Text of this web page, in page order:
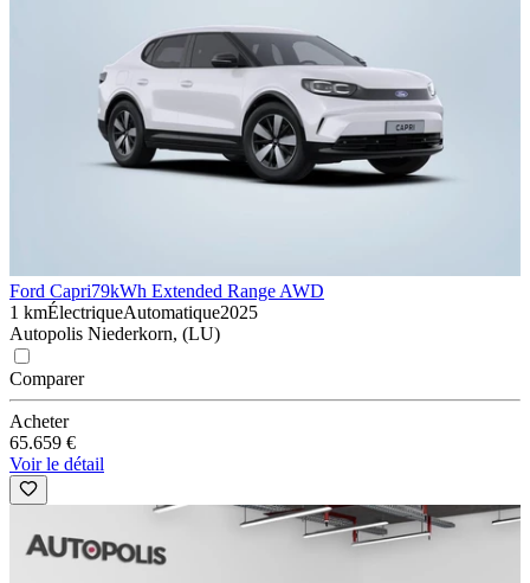
Ford Capri79kWh Extended Range AWD
1 kmÉlectriqueAutomatique2025
Autopolis Niederkorn, (LU)
Comparer
Acheter
65.659 €
Voir le détail